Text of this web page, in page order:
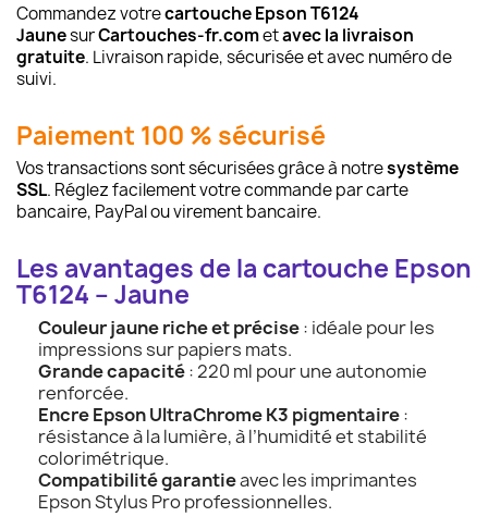
Commandez votrecartouche Epson T6124
JaunesurCartouches-fr.cometavec la livraison
gratuite. Livraison rapide, sécurisée et avec numéro de
suivi.
Paiement 100 % sécurisé
Vos transactions sont sécurisées grâce à notresystème
SSL. Réglez facilement votre commande par carte
bancaire, PayPal ou virement bancaire.
Les avantages de la cartouche Epson
T6124 – Jaune
Couleur jaune riche et précise: idéale pour les
impressions sur papiers mats.
Grande capacité: 220 ml pour une autonomie
renforcée.
Encre Epson UltraChrome K3 pigmentaire:
résistance à la lumière, à l’humidité et stabilité
colorimétrique.
Compatibilité garantieavec les imprimantes
Epson Stylus Pro professionnelles.